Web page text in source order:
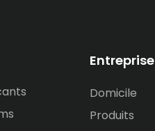
Entreprise
Domicile
Produits